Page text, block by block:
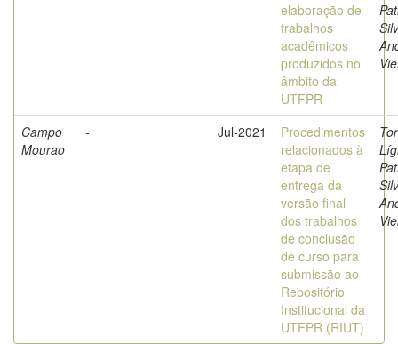
elaboração de
trabalhos
acadêmicos
produzidos no
âmbito da
UTFPR
Campo
Mourao
- Jul-2021
Procedimentos
relacionados à
etapa de
entrega da
versão final
dos trabalhos
de conclusão
de curso para
submissão ao
Repositório
Institucional da
UTFPR (RIUT)